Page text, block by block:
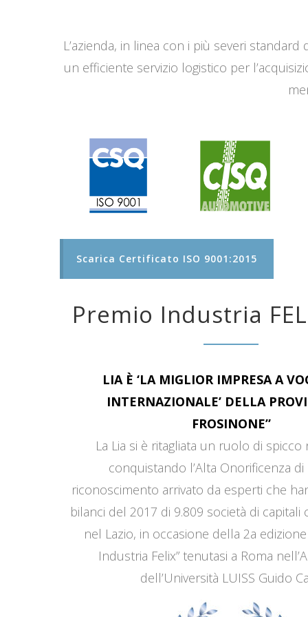
L’azienda, in linea con i più severi
un efficiente servizio logistico per
Scarica Certificato ISO 9001:2015
Premio Industria
LIA È ‘LA MIGLIOR IMPRESA A
INTERNAZIONALE’ DELLA
FROSINONE”
La Lia si è ritagliata un ruolo di
conquistando l’Alta Onorificenza di
riconoscimento arrivato da esperti che
bilanci del 2017 di 9.809 società di capitali
nel Lazio, in occasione della 2a
Industria Felix” tenutasi a Roma
dell’Università LUISS Guido